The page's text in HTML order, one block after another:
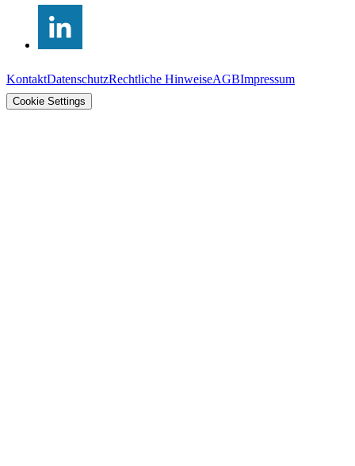
KontaktDatenschutzRechtliche HinweiseAGBImpressum
Cookie Settings